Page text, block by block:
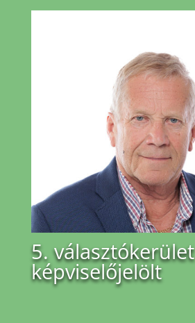
5. választókerület
képviselőjelölt